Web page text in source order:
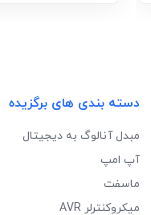
دسته بندی های برگزیده
مبدل آنالوگ به دیجیتال
آپ امپ
ماسفت
میکروکنترلر AVR